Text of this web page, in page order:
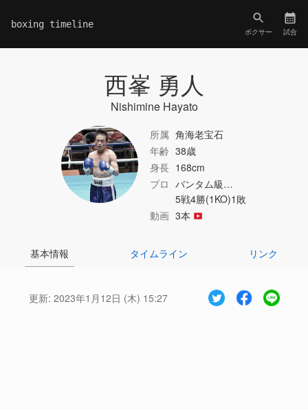
boxing timeline
ボクサー 試合
西峯 勇人
Nishimine Hayato
所属 角海老宝石
年齢 38歳
身長 168cm
プロ バンタム級…
5戦4勝(1KO)1敗
動画 3本
基本情報 タイムライン リンク
更新: 2023年1月12日 (木) 15:27